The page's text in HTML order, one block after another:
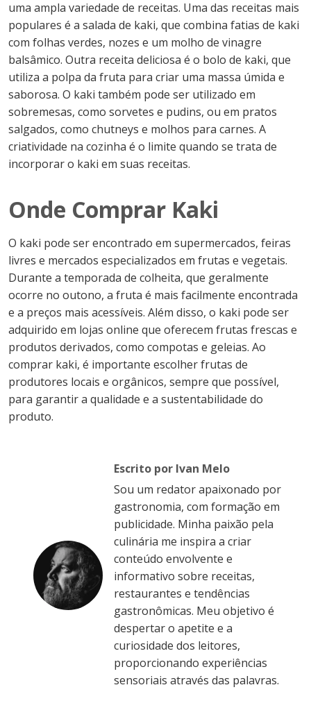
uma ampla variedade de receitas. Uma das receitas mais
populares é a salada de kaki, que combina fatias de kaki
com folhas verdes, nozes e um molho de vinagre
balsâmico. Outra receita deliciosa é o bolo de kaki, que
utiliza a polpa da fruta para criar uma massa úmida e
saborosa. O kaki também pode ser utilizado em
sobremesas, como sorvetes e pudins, ou em pratos
salgados, como chutneys e molhos para carnes. A
criatividade na cozinha é o limite quando se trata de
incorporar o kaki em suas receitas.
Onde Comprar Kaki
O kaki pode ser encontrado em supermercados, feiras
livres e mercados especializados em frutas e vegetais.
Durante a temporada de colheita, que geralmente
ocorre no outono, a fruta é mais facilmente encontrada
e a preços mais acessíveis. Além disso, o kaki pode ser
adquirido em lojas online que oferecem frutas frescas e
produtos derivados, como compotas e geleias. Ao
comprar kaki, é importante escolher frutas de
produtores locais e orgânicos, sempre que possível,
para garantir a qualidade e a sustentabilidade do
produto.
Escrito por Ivan Melo
Sou um redator apaixonado por
gastronomia, com formação em
publicidade. Minha paixão pela
culinária me inspira a criar
conteúdo envolvente e
informativo sobre receitas,
restaurantes e tendências
gastronômicas. Meu objetivo é
despertar o apetite e a
curiosidade dos leitores,
proporcionando experiências
sensoriais através das palavras.